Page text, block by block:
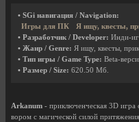
• SGi навигация / Navigation:
Игры для ПК
Я ищу, квесты,
• Разработчик / Developer: Инди-
• Жанр / Genre: Я ищу, квесты,
• Тип игры / Game Type: Beta-
• Размер / Size: 620.50 Мб.
Arkanum - приключенческая 3D игра
вором с магической силой